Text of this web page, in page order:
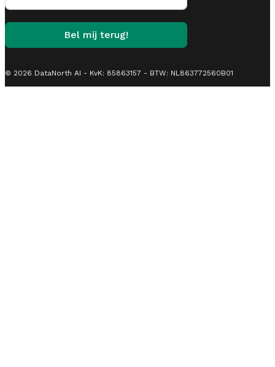
Bel mij terug!
© 2026 DataNorth AI - KvK: 85863157 - BTW: NL863772560B01